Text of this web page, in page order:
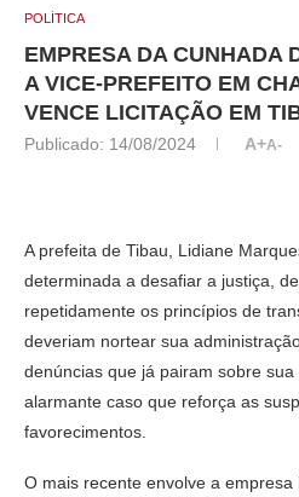
POLÍTICA
EMPRESA DA CUNHADA
A VICE-PREFEITO EM
VENCE LICITAÇÃO EM
Publicado: 14/08/2024 A+A-
A prefeita de Tibau, Lidiane
determinada a desafiar a justiça,
repetidamente os princípios de
deveriam nortear sua
denúncias que já pairam sobre
alarmante caso que reforça as
favorecimentos.
O mais recente envolve a